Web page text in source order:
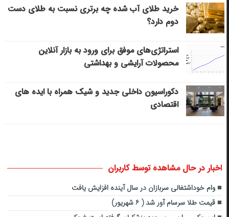
خرید طلای آب شده چه برتری نسبت به طلای دست
دوم دارد؟
استراتژی‌های موفق برای ورود به بازار آنلاین
محصولات آرایشی و بهداشتی
دکوراسیون داخلی جدید و شیک همراه با ایده های
اقتصادی
اخبار در حال مشاهده توسط کاربران
وام خوداشتغالی سربازان در سال آینده افزایش یافت
قیمت طلا سرسام آور شد ( ۶ شهریور)